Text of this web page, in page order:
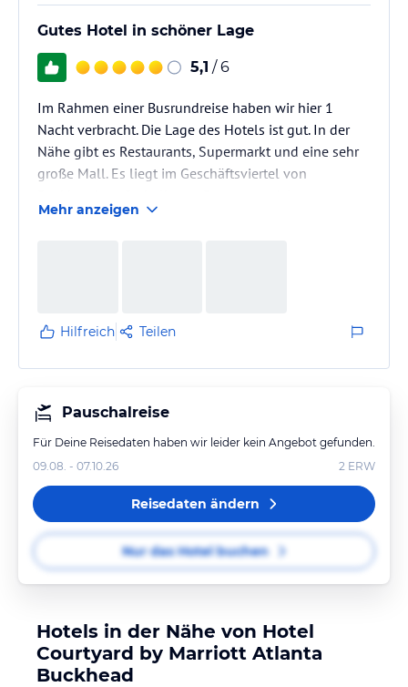
Gutes Hotel in schöner Lage
5,1 / 6
Im Rahmen einer Busrundreise haben wir hier 1
Nacht verbracht. Die Lage des Hotels ist gut. In der
Nähe gibt es Restaurants, Supermarkt und eine sehr
große Mall. Es liegt im Geschäftsviertel von
Mehr anzeigen
Hilfreich Teilen
Pauschalreise
Für Deine Reisedaten haben wir leider kein Angebot gefunden.
09.08. - 07.10.26
2 ERW
Reisedaten ändern
Nur das Hotel buchen
Hotels in der Nähe von Hotel
Courtyard by Marriott Atlanta
Buckhead